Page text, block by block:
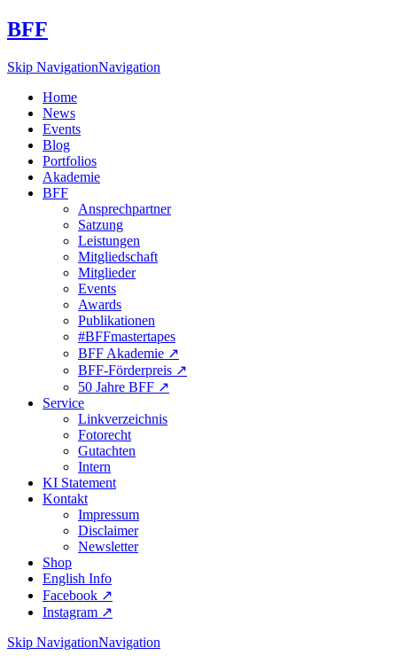
BFF
Skip NavigationNavigation
Home
News
Events
Blog
Portfolios
Akademie
BFF
Ansprechpartner
Satzung
Leistungen
Mitgliedschaft
Mitglieder
Events
Awards
Publikationen
#BFFmastertapes
BFF Akademie ↗︎
BFF-Förderpreis ↗︎
50 Jahre BFF ↗︎
Service
Linkverzeichnis
Fotorecht
Gutachten
Intern
KI Statement
Kontakt
Impressum
Disclaimer
Newsletter
Shop
English Info
Facebook ↗︎
Instagram ↗︎
Skip NavigationNavigation